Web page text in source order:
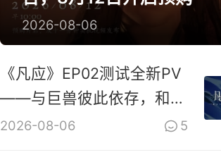
2026-08-06
《凡应》EP02测试全新PV
——与巨兽彼此依存，和鸣
共生！
2026-08-06 5